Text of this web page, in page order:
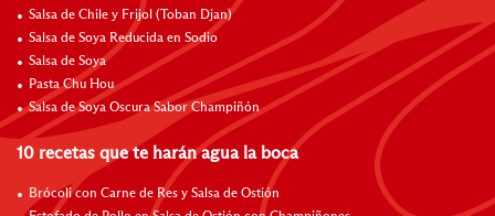
Salsa de Chile y Frijol (Toban Djan)
Salsa de Soya Reducida en Sodio
Salsa de Soya
Pasta Chu Hou
Salsa de Soya Oscura Sabor Champiñón
10 recetas que te harán agua la boca
Brócoli con Carne de Res y Salsa de Ostión